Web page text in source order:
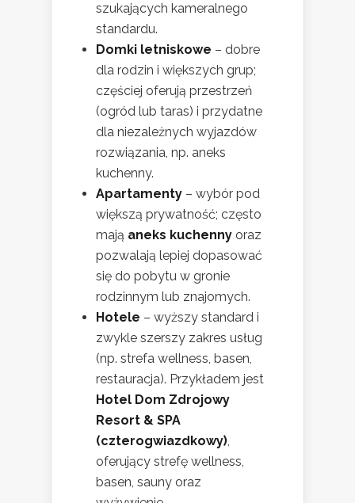
szukających kameralnego
standardu.
Domki letniskowe – dobre
dla rodzin i większych grup;
częściej oferują przestrzeń
(ogród lub taras) i przydatne
dla niezależnych wyjazdów
rozwiązania, np. aneks
kuchenny.
Apartamenty – wybór pod
większą prywatność; często
mają aneks kuchenny oraz
pozwalają lepiej dopasować
się do pobytu w gronie
rodzinnym lub znajomych.
Hotele – wyższy standard i
zwykle szerszy zakres usług
(np. strefa wellness, basen,
restauracja). Przykładem jest
Hotel Dom Zdrojowy
Resort & SPA
(czterogwiazdkowy),
oferujący strefę wellness,
basen, sauny oraz